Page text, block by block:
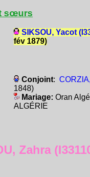
sœurs
SIKSOU, Yacot
fév 1879)
Conjoint:
1848)
Mariage: Oran
ALGÉRIE
Zahra